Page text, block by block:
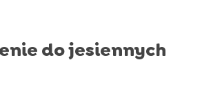
do jesiennych